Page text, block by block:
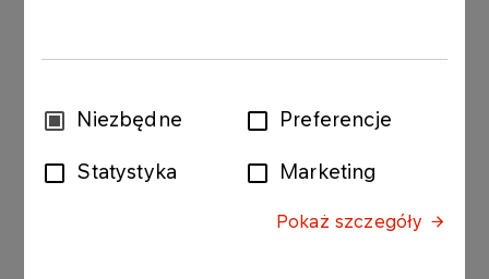
WybórNiezbędne Preferencje
Statystyka Marketing
Pokaż szczegóły
dystrybucję prasy, periodyków oraz
czasopism specjalistycznych,
prowadzenie elektronicznego rejestru faktur,
obsługę elektronicznego systemu do